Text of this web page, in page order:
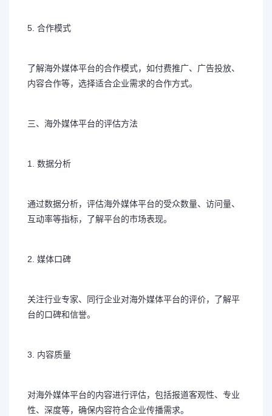
5. 合作模式
了解海外媒体平台的合作模式，如付费推广、广告投放、
内容合作等，选择适合企业需求的合作方式。
三、海外媒体平台的评估方法
1. 数据分析
通过数据分析，评估海外媒体平台的受众数量、访问量、
互动率等指标，了解平台的市场表现。
2. 媒体口碑
关注行业专家、同行企业对海外媒体平台的评价，了解平
台的口碑和信誉。
3. 内容质量
对海外媒体平台的内容进行评估，包括报道客观性、专业
性、深度等，确保内容符合企业传播需求。